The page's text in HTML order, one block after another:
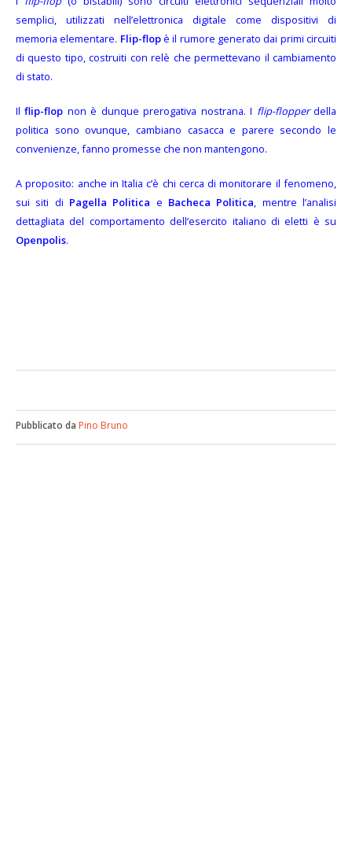
semplici, utilizzati nell’elettronica digitale come dispositivi di
memoria elementare. Flip-flopè il rumore generato dai primi circuiti
di questo tipo, costruiti con relè che permettevano il cambiamento
di stato.
Ilflip-flop non è dunque prerogativa nostrana. I flip-flopperdella
politica sono ovunque, cambiano casacca e parere secondo le
convenienze, fanno promesse che non mantengono.
A proposito: anche in Italia c’è chi cerca di monitorare il fenomeno,
sui siti di Pagella Politica e Bacheca Politica, mentre l’analisi
dettagliata del comportamento dell’esercito italiano di eletti è su
Openpolis.
Pubblicato da Pino Bruno